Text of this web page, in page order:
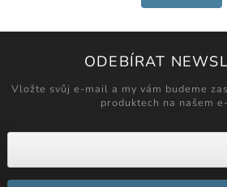
ODEBÍRAT
Vložte svůj e-mail a my vám budeme
produktech na našem